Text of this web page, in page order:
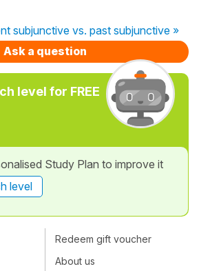
subjunctive vs. past subjunctive »
Ask a question
level for FREE
Study Plan to improve it
level
Redeem gift voucher
About us